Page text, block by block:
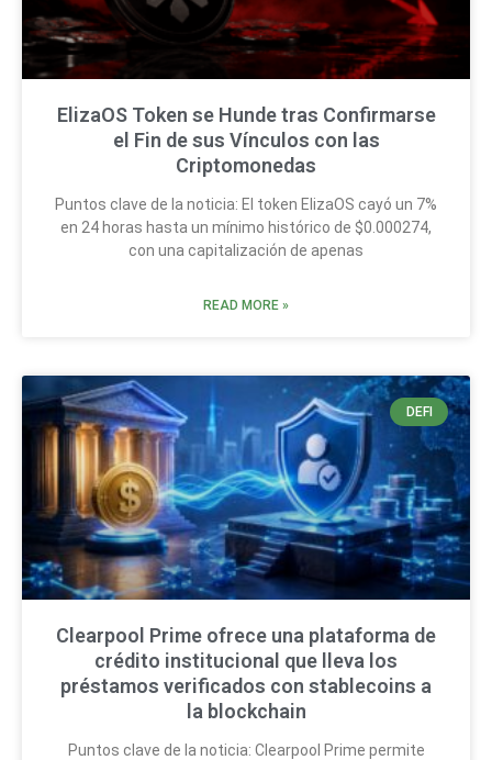
ElizaOS Token se Hunde tras Confirmarse
el Fin de sus Vínculos con las
Criptomonedas
Puntos clave de la noticia: El token ElizaOS cayó un 7%
en 24 horas hasta un mínimo histórico de $0.000274,
con una capitalización de apenas
READ MORE »
DEFI
Clearpool Prime ofrece una plataforma de
crédito institucional que lleva los
préstamos verificados con stablecoins a
la blockchain
Puntos clave de la noticia: Clearpool Prime permite